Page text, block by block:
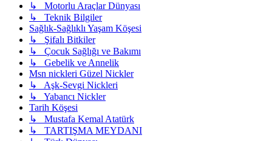
↳ Motorlu Araçlar Dünyası
↳ Teknik Bilgiler
Sağlık-Sağlıklı Yaşam Köşesi
↳ Şifalı Bitkiler
↳ Çocuk Sağlığı ve Bakımı
↳ Gebelik ve Annelik
Msn nickleri Güzel Nickler
↳ Aşk-Sevgi Nickleri
↳ Yabancı Nickler
Tarih Köşesi
↳ Mustafa Kemal Atatürk
↳ TARTIŞMA MEYDANI